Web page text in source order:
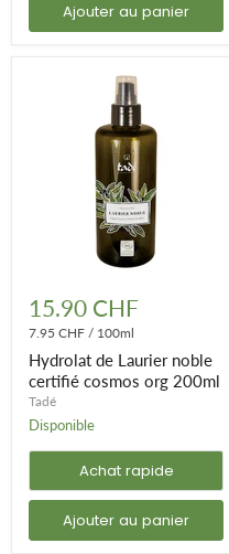
Ajouter au panier
de
Laurier
noble
certifié
cosmos
org
200ml
15.90 CHF
7.95 CHF / 100ml
Hydrolat de Laurier noble
certifié cosmos org 200ml
Tadé
Disponible
Achat rapide
Ajouter au panier